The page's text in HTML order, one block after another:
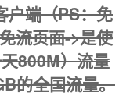
户端（PS：免
流页面->是使
800M）流量
的全国流量。